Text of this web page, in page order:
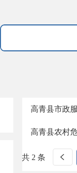
高青县市政
高青县农村
共 2 条